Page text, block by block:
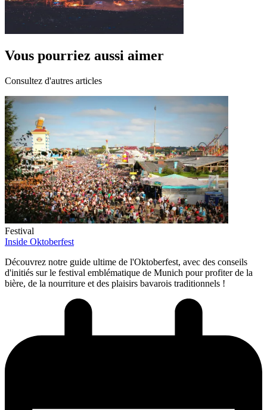
Vous pourriez aussi aimer
Consultez d'autres articles
Festival
Inside Oktoberfest
Découvrez notre guide ultime de l'Oktoberfest, avec des conseils
d'initiés sur le festival emblématique de Munich pour profiter de la
bière, de la nourriture et des plaisirs bavarois traditionnels !